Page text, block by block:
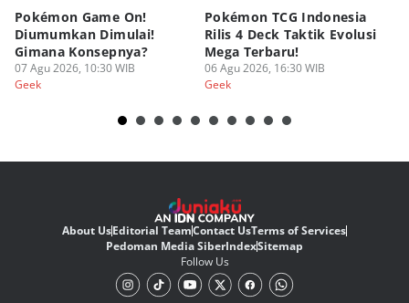
Pokémon Game On!
Diumumkan Dimulai!
Gimana Konsepnya?
07 Agu 2026, 10:30 WIB
Geek
Pokémon TCG Indonesia
Rilis 4 Deck Taktik Evolusi
Mega Terbaru!
06 Agu 2026, 16:30 WIB
Geek
About UsEditorial TeamContact UsTerms of Services
Pedoman Media SiberIndexSitemap
Follow Us